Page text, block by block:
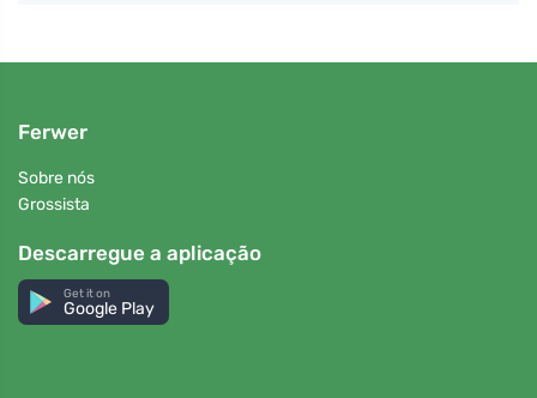
Ferwer
Sobre nós
Grossista
Descarregue a aplicação
Get it on
Google Play